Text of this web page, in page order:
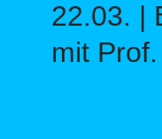
22.03. |
mit